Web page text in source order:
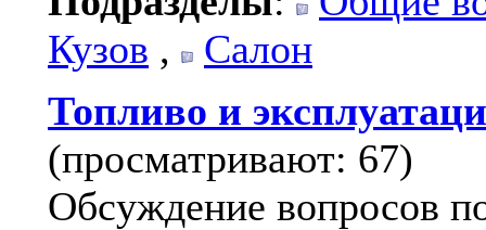
Кузов ,
Салон
Топливо и
(просматривают: 67)
Обсуждение вопросов